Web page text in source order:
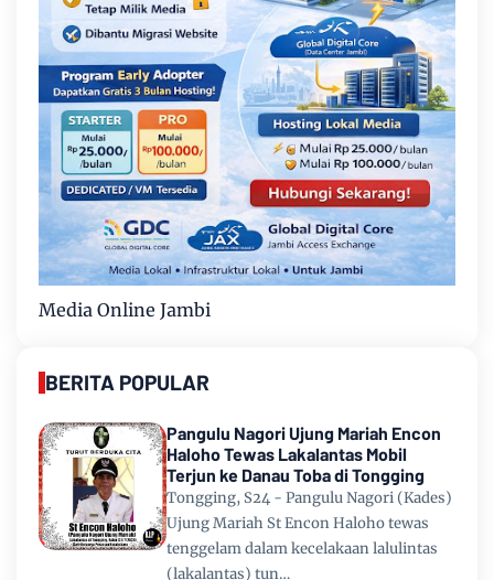
Media Online Jambi
BERITA POPULAR
Pangulu Nagori Ujung Mariah Encon
Haloho Tewas Lakalantas Mobil
Terjun ke Danau Toba di Tongging
Tongging, S24 - Pangulu Nagori (Kades)
Ujung Mariah St Encon Haloho tewas
tenggelam dalam kecelakaan lalulintas
(lakalantas) tun…